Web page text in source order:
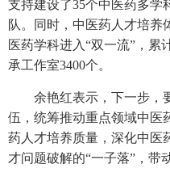
支持建设了35个中医药多学
队。同时，中医药人才培养
医药学科进入“双一流”，累
承工作室3400个。
余艳红表示，下一步，
伍，统筹推动重点领域中医
药人才培养质量，深化中医
才问题破解的“一子落”，带